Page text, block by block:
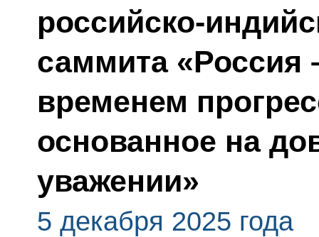
российско-
саммита «Россия
временем
основанное на
уважении»
5 декабря 2025 года